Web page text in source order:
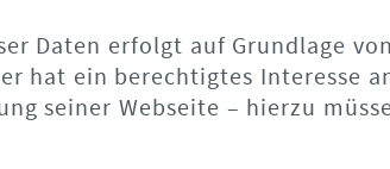
Daten erfolgt auf Grundlage
hat ein berechtigtes Interesse
seiner Webseite – hierzu